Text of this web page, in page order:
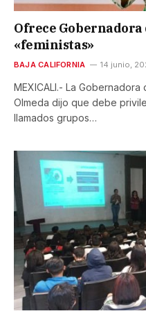
Ofrece
«feministas»
BAJA CALIFORNIA 14 junio,
MEXICALI.- La
Olmeda dijo que debe
llamados grupos…